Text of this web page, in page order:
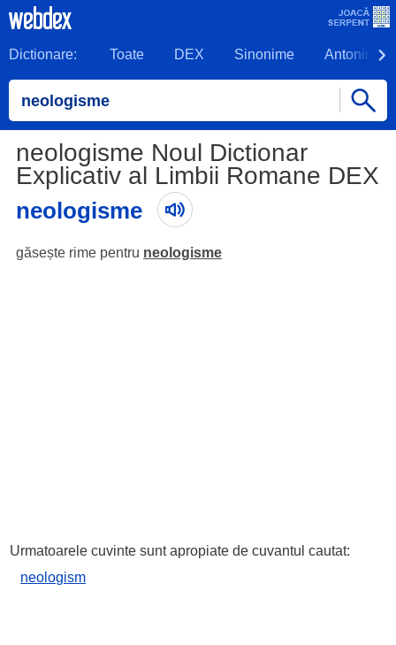
Dictionare: Toate DEX Sinonime Antonime
neologisme Noul Dictionar
Explicativ al Limbii Romane DEX
neologisme
găsește rime pentru neologisme
Urmatoarele cuvinte sunt apropiate de cuvantul cautat:
neologism